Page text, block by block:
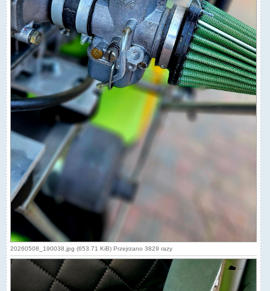
20260508_190038.jpg (653.71 KiB) Przejrzano 3829 razy